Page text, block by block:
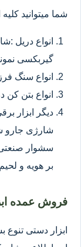
شما میتوانید
انواع دریل
گیربکسی
انواع سنگ
انواع بتن
دیگر ابزار
شارژی جارو
سشوار
بر هویه و
فروش عمده
ابزار دستی تنوع